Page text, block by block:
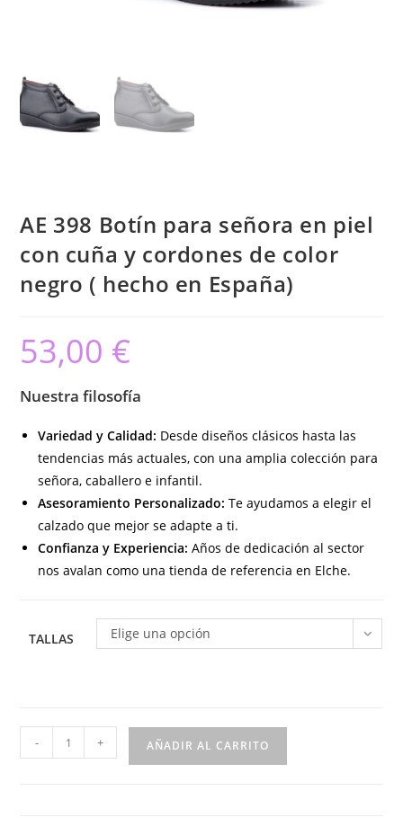
AE 398 Botín para señora en piel
con cuña y cordones de color
negro ( hecho en España)
53,00 €
Nuestra filosofía
Variedad y Calidad: Desde diseños clásicos hasta las
tendencias más actuales, con una amplia colección para
señora, caballero e infantil.
Asesoramiento Personalizado: Te ayudamos a elegir el
calzado que mejor se adapte a ti.
Confianza y Experiencia: Años de dedicación al sector
nos avalan como una tienda de referencia en Elche.
TALLAS Elige una opción
398
- + AÑADIR AL CARRITO